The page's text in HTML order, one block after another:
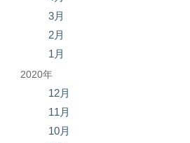
3月
2月
1月
2020年
12月
11月
10月